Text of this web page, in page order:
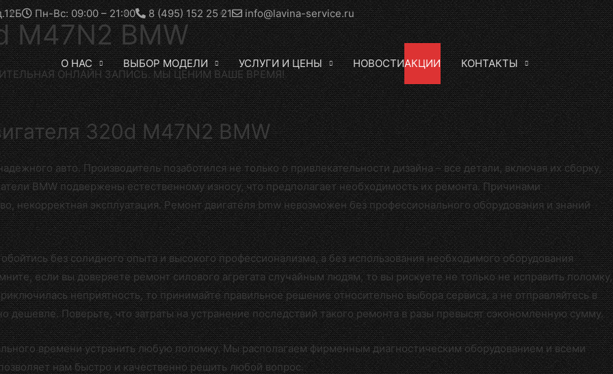
Пн-Вс: 09:00 – 21:00 8 (495) 152 25 21 info@lavina-service.ru
О НАС ВЫБОР МОДЕЛИ УСЛУГИ И ЦЕНЫ НОВОСТИАКЦИИ КОНТАКТЫ
M47N2 BMW
ОНЛАЙН ЗАПИСЬ. МЫ ЦЕНИМ ВАШЕ ВРЕМЯ!
320d M47N2 BMW
авто. Производитель позаботился не только о привлекательности дизайна – все детали, включая их сборку,
BMW подвержены естественному износу, что предполагает необходимость их ремонта. Причинами
некорректная эксплуатация. Ремонт двигателя bmw невозможен без профессионального оборудования и знаний
без солидного опыта и высокого профессионализма, а без использования необходимого оборудования
если вы доверяете ремонт силового агрегата случайным людям, то вы рискуете не только не исправить поломку,
неприятность, то принимайте правильное решение относительно выбора сервиса, а не отправляйтесь в
Поверьте, что затраты на устранение последствий такого ремонта в разы превысят сэкономленную сумму.
времени устранить любую поломку. Мы располагаем фирменным диагностическим оборудованием и всеми
нам быстро и качественно решить любой вопрос.